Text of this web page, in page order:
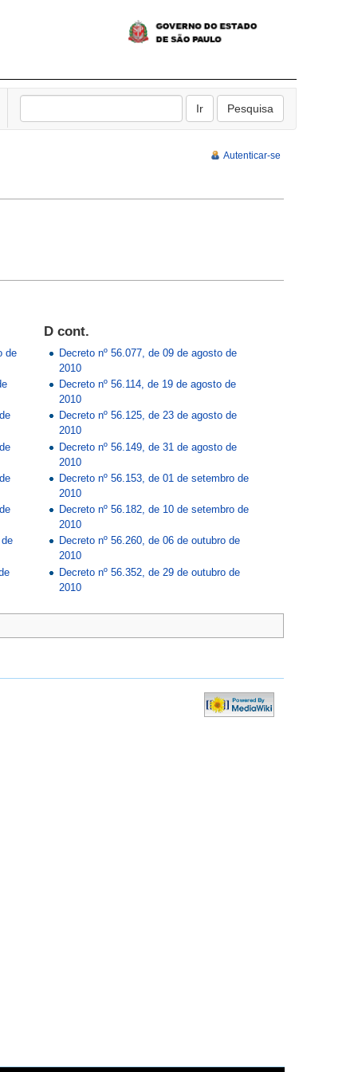
Autenticar-se
de
D cont.
Decreto nº 56.077, de 09 de agosto de
2010
Decreto nº 56.114, de 19 de agosto de
2010
Decreto nº 56.125, de 23 de agosto de
2010
Decreto nº 56.149, de 31 de agosto de
2010
Decreto nº 56.153, de 01 de setembro de
2010
Decreto nº 56.182, de 10 de setembro de
2010
Decreto nº 56.260, de 06 de outubro de
2010
Decreto nº 56.352, de 29 de outubro de
2010